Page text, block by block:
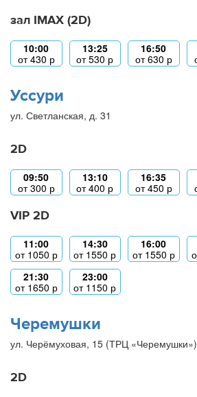
зал IMAX (2D)
10:00
от430 р
13:25
от530 р
16:50
от630 р
Уссури
ул. Светланская, д. 31
2D
09:50
от300 р
13:10
от400 р
16:35
от450 р
VIP 2D
11:00
от 1050 р
14:30
от 1550 р
16:00
от 1550 р
21:30
от 1650 р
23:00
от 1150 р
Черемушки
ул. Черёмуховая, 15 (ТРЦ «Черемушки»)
2D